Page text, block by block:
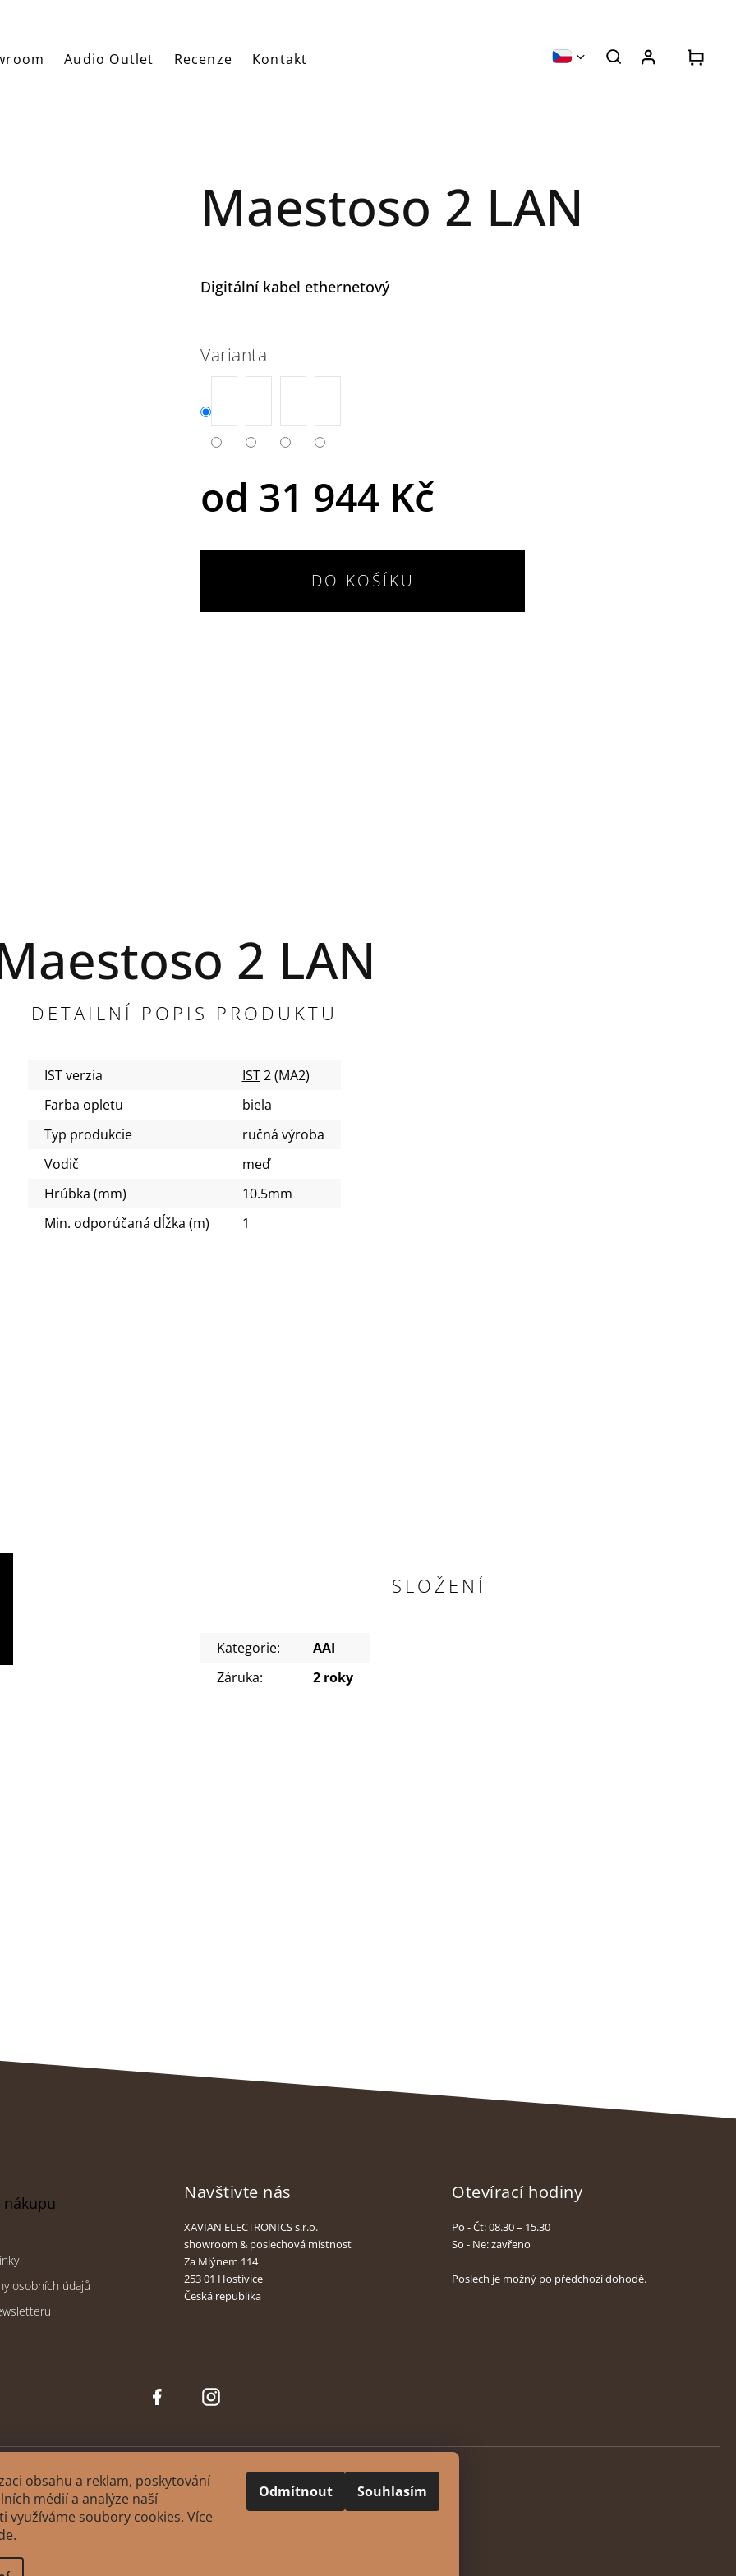
obsahu a reklam, poskytování
médií a analýze naší
využíváme soubory cookies. Více
.
Odmítnout Souhlasím
Audio Outlet Recenze Kontakt
Maestoso 2 LAN
od 31 944 Kč
Varianta
DO KOŠÍKU
Digitální kabel ethernetový
2 LAN
DETAILNÍ POPIS PRODUKTU
IST verzia IST 2 (MA2)
Farba opletu
biela
Typ produkcie
ručná výroba
Vodič
meď
Hrúbka (mm)
10.5mm
Min. odporúčaná dĺžka (m)
1
SLOŽENÍ
Kategorie:
AAI
Záruka: 2 roky
osobních údajů
Navštivte nás
XAVIAN ELECTRONICS s.r.o.
showroom & poslechová místnost
Za Mlýnem 114
253 01 Hostivice
Česká republika
Otevírací hodiny
Po - Čt: 08.30 – 15.30
So - Ne: zavřeno
Poslech je možný po předchozí dohodě.
Face
boo
Inst
agra
2026XAVIAN | česká manufaktura reprosoustav